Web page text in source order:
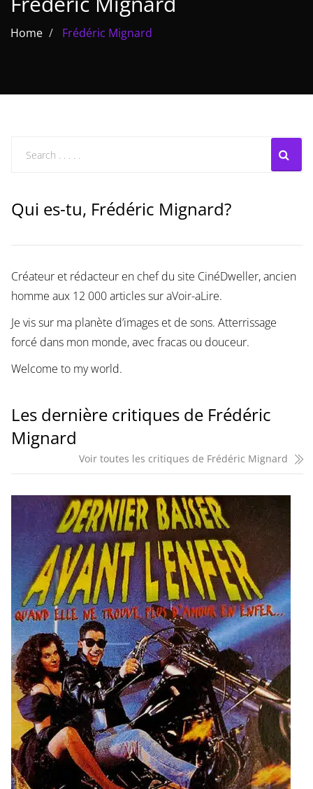
Les films par
Les Dossiers
Les acteurs
Les réalisateurs
Home Frédéric Mignard
Qui es-tu, Frédéric Mignard?
Créateur et rédacteur en chef du site CinéDweller, ancien
homme aux 12 000 articles sur aVoir-aLire.
Je vis sur ma planète d’images et de sons. Atterrissage
forcé dans mon monde, avec fracas ou douceur.
Welcome to my world.
Les dernière critiques de Frédéric
Mignard
Voir toutes les critiques de Frédéric Mignard